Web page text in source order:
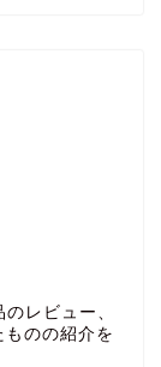
レビュー、
のの紹介を